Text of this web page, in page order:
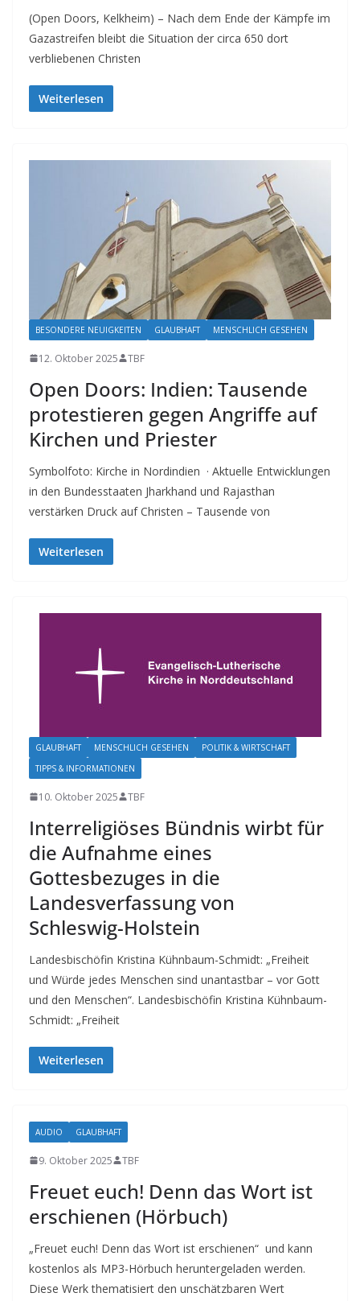
(Open Doors, Kelkheim) – Nach dem Ende der Kämpfe im
Gazastreifen bleibt die Situation der circa 650 dort
verbliebenen Christen
Weiterlesen
BESONDERE NEUIGKEITEN GLAUBHAFT MENSCHLICH GESEHEN
12. Oktober 2025 TBF
Open Doors: Indien: Tausende
protestieren gegen Angriffe auf
Kirchen und Priester
Symbolfoto: Kirche in Nordindien · Aktuelle Entwicklungen
in den Bundesstaaten Jharkhand und Rajasthan
verstärken Druck auf Christen – Tausende von
Weiterlesen
GLAUBHAFT MENSCHLICH GESEHEN
POLITIK & WIRTSCHAFT
TIPPS & INFORMATIONEN
10. Oktober 2025 TBF
Interreligiöses Bündnis wirbt für
die Aufnahme eines
Gottesbezuges in die
Landesverfassung von
Schleswig-Holstein
Landesbischöfin Kristina Kühnbaum-Schmidt: „Freiheit
und Würde jedes Menschen sind unantastbar – vor Gott
und den Menschen“. Landesbischöfin Kristina Kühnbaum-
Schmidt: „Freiheit
Weiterlesen
AUDIO GLAUBHAFT
9. Oktober 2025 TBF
Freuet euch! Denn das Wort ist
erschienen (Hörbuch)
„Freuet euch! Denn das Wort ist erschienen“ und kann
kostenlos als MP3-Hörbuch heruntergeladen werden.
Diese Werk thematisiert den unschätzbaren Wert